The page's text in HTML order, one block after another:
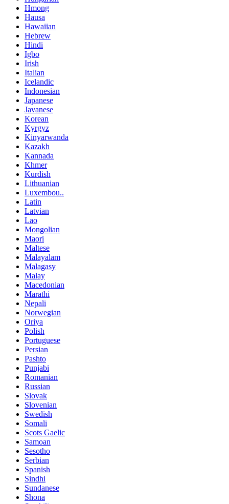
Hmong
Hausa
Hawaiian
Hebrew
Hindi
Igbo
Irish
Italian
Icelandic
Indonesian
Japanese
Javanese
Korean
Kyrgyz
Kinyarwanda
Kazakh
Kannada
Khmer
Kurdish
Lithuanian
Luxembou..
Latin
Latvian
Lao
Mongolian
Maori
Maltese
Malayalam
Malagasy
Malay
Macedonian
Marathi
Nepali
Norwegian
Oriya
Polish
Portuguese
Persian
Pashto
Punjabi
Romanian
Russian
Slovak
Slovenian
Swedish
Somali
Scots Gaelic
Samoan
Sesotho
Serbian
Spanish
Sindhi
Sundanese
Shona